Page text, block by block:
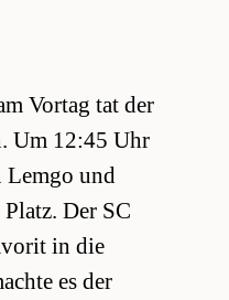
Vortag tat der
Um 12:45 Uhr
Lemgo und
Der SC
in die
es der